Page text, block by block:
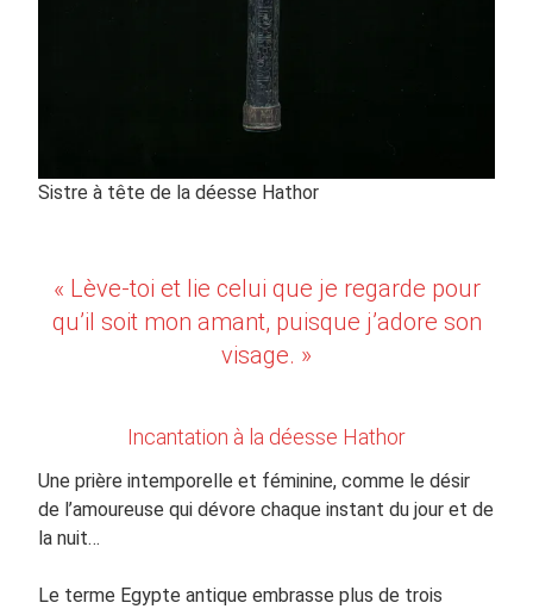
Sistre à tête de la déesse Hathor
« Lève-toi et lie celui que je regarde pour
qu’il soit mon amant, puisque j’adore son
visage. »
Incantation à la déesse Hathor
Une prière intemporelle et féminine, comme le désir
de l’amoureuse qui dévore chaque instant du jour et de
la nuit…
Le terme Egypte antique embrasse plus de trois